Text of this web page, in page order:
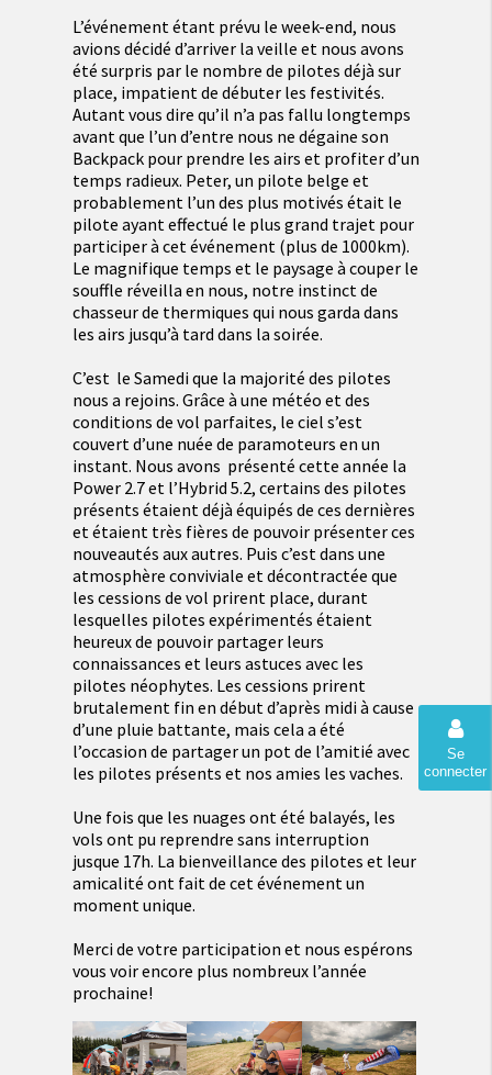
Se
connecter
L’événement étant prévu le week-end, nous
avions décidé d’arriver la veille et nous avons
été surpris par le nombre de pilotes déjà sur
place, impatient de débuter les festivités.
Autant vous dire qu’il n’a pas fallu longtemps
avant que l’un d’entre nous ne dégaine son
Backpack pour prendre les airs et profiter d’un
temps radieux. Peter, un pilote belge et
probablement l’un des plus motivés était le
pilote ayant effectué le plus grand trajet pour
participer à cet événement (plus de 1000km).
Le magnifique temps et le paysage à couper le
souffle réveilla en nous, notre instinct de
chasseur de thermiques qui nous garda dans
les airs jusqu’à tard dans la soirée.
C’est le Samedi que la majorité des pilotes
nous a rejoins. Grâce à une météo et des
conditions de vol parfaites, le ciel s’est
couvert d’une nuée de paramoteurs en un
instant. Nous avons présenté cette année la
Power 2.7 et l’Hybrid 5.2, certains des pilotes
présents étaient déjà équipés de ces dernières
et étaient très fières de pouvoir présenter ces
nouveautés aux autres. Puis c’est dans une
atmosphère conviviale et décontractée que
les cessions de vol prirent place, durant
lesquelles pilotes expérimentés étaient
heureux de pouvoir partager leurs
connaissances et leurs astuces avec les
pilotes néophytes. Les cessions prirent
brutalement fin en début d’après midi à cause
d’une pluie battante, mais cela a été
l’occasion de partager un pot de l’amitié avec
les pilotes présents et nos amies les vaches.
Une fois que les nuages ont été balayés, les
vols ont pu reprendre sans interruption
jusque 17h. La bienveillance des pilotes et leur
amicalité ont fait de cet événement un
moment unique.
Merci de votre participation et nous espérons
vous voir encore plus nombreux l’année
prochaine!